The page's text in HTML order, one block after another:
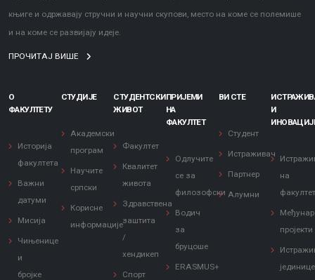
књиге и одржавају стручни и научни скупови, место на коме се полемише
и на коме се развијају идеје.
ПРОЧИТАЈ ВИШЕ
О
ФАКУЛТЕТУ
Историја
факултета
Важни
датуми
Мисија
Чињенице
и
бројке
СТУДИЈЕ
Академски
програм
Научите
српски
Корисне
информације
СТУДЕНТСКИ
ЖИВОТ
Факултет
Квалитет
живота
Здравствена
заштита
/
хендикеп
Спорт
ПРИЈЕМИ
НА
ФАКУЛТЕТ
Одлучите
се за
филозофски
Водич
за
бруцоше
ERASMUS+
ВИ СТЕ
Студент
Истраживач
Партнер
Алумни
И
на
пројекти
јединице